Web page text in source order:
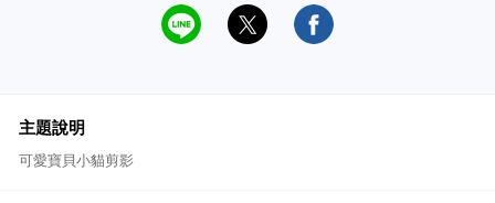
主題說明
可愛寶貝小貓剪影